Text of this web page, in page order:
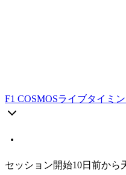
F1 COSMOSライブタイミ
セッション開始10日前から